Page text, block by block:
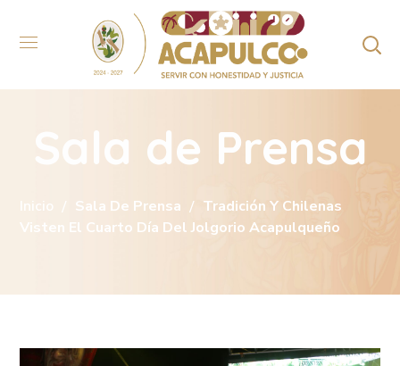
Sala de Prensa
Inicio Sala De Prensa
Tradición Y Chilenas
Visten El Cuarto Día Del Jolgorio Acapulqueño